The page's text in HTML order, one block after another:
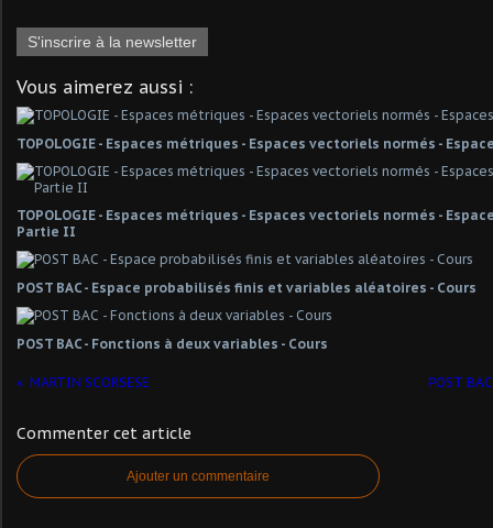
S'inscrire à la newsletter
Vous aimerez aussi :
TOPOLOGIE - Espaces métriques - Espaces vectoriels normés -
TOPOLOGIE - Espaces métriques - Espaces vectoriels normés -
Partie II
POST BAC - Espace probabilisés finis et variables aléatoires - Cours
POST BAC - Fonctions à deux variables - Cours
MARTIN SCORSESE POST
Commenter cet article
Ajouter un commentaire